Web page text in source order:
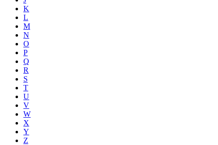
K
L
M
N
O
P
Q
R
S
T
U
V
W
X
Y
Z